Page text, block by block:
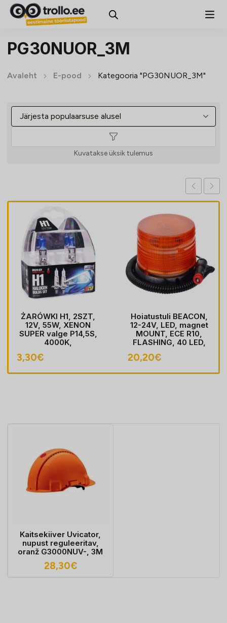
PG30NUOR_3M
Avaleht E-pood Kategooria "PG30NUOR_3M"
Kuvatakse üksik tulemus
ŻARÓWKI H1, 2SZT,
12V, 55W, XENON
SUPER valge P14,5S,
4000K,
3,30€
Hoiatustuli BEACON,
12-24V, LED, magnet
MOUNT, ECE R10,
FLASHING, 40 LED,
sobib LIGHTER pesa
20,20€
Kaitsekiiver Uvicator,
nupust reguleeritav,
oranž G3000NUV-, 3M
28,30€